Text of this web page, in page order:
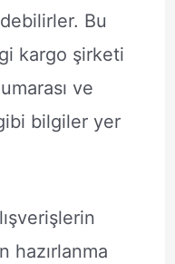
Bu
kargo şirketi
ve
bilgiler yer
hazırlanma